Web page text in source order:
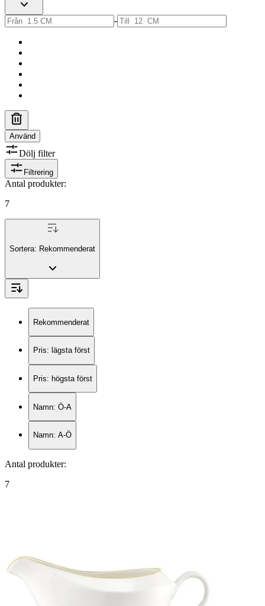
-
Använd
Dölj filter
Filtrering
Antal produkter:
7
Sortera: Rekommenderat
Rekommenderat
Pris: lägsta först
Pris: högsta först
Namn: Ö-A
Namn: A-Ö
Antal produkter:
7